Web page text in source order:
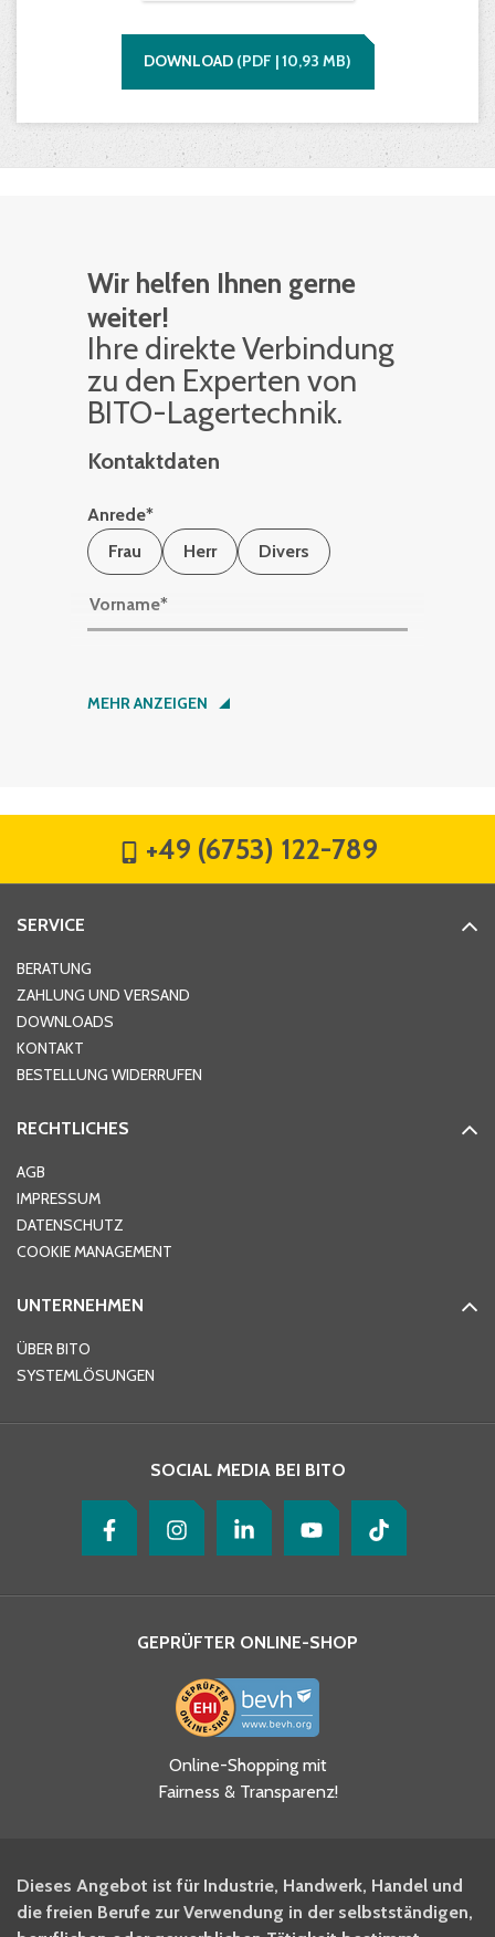
DOWNLOAD (PDF |10,93 MB)
Wir helfen Ihnen gerne
weiter!
Ihre di­rek­te Ver­bin­dung
zu den Ex­per­ten von
BITO-La­ger­tech­nik.
Kontaktdaten
Anrede*
Frau
Herr Divers
Vorname*
Nachname*
Hausnummer
Ort*
Telefon
Ja, ich habe die
Datenschutzhinweise gelesen
und akzeptiere diese.
BITO Newsletter Fachwissen
Intralogistiker anmelden.
MEHR ANZEIGEN
+49 (6753) 122-789
SERVICE
BERATUNG
ZAHLUNG UND VERSAND
DOWNLOADS
KONTAKT
BESTELLUNG WIDERRUFEN
RECHTLICHES
AGB
IMPRESSUM
DATENSCHUTZ
COOKIE MANAGEMENT
UNTERNEHMEN
ÜBER BITO
SYSTEMLÖSUNGEN
SOCIAL MEDIA BEI BITO
GEPRÜFTER ONLINE-SHOP
Online-Shopping mit
Fairness & Transparenz!
Dieses Angebot ist für Industrie, Handwerk, Handel und
die freien Berufe zur Verwendung in der selbstständigen,